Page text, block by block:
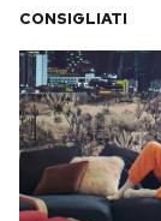
CONSIGLIATI